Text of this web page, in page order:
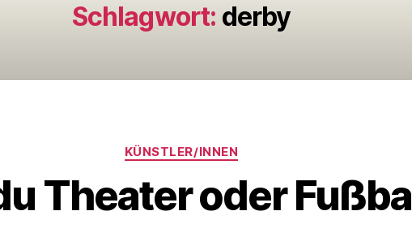
Schlagwort: derby
Kategorien
KÜNSTLER/INNEN
Theater oder